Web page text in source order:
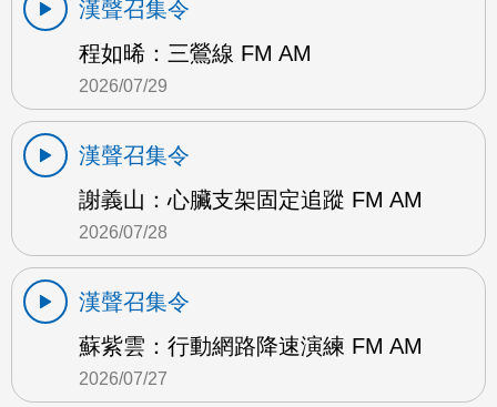
漢聲召集令
程如晞：三鶯線 FM AM
2026/07/29
漢聲召集令
謝義山：心臟支架固定追蹤 FM AM
2026/07/28
漢聲召集令
蘇紫雲：行動網路降速演練 FM AM
2026/07/27